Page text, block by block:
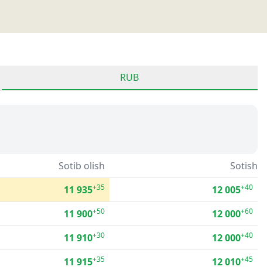
RUB
Sotib olish
Sotish
11 935+35 12 005+40
11 900+50 12 000+60
11 910+30 12 000+40
11 915+35 12 010+45